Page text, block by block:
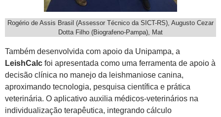
Rogério de Assis Brasil (Assessor Técnico da SICT-RS), Augusto Cezar
Dotta Filho (Biografeno-Pampa), Mat
Também desenvolvida com apoio da Unipampa, a
LeishCalc foi apresentada como uma ferramenta de apoio à
decisão clínica no manejo da leishmaniose canina,
aproximando tecnologia, pesquisa científica e prática
veterinária. O aplicativo auxilia médicos-veterinários na
individualização terapêutica, integrando cálculo